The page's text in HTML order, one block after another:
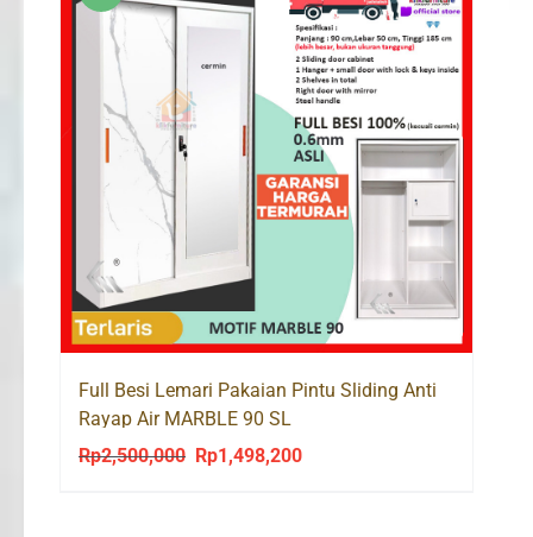
Full Besi Lemari Pakaian Pintu Sliding Anti
Rayap Air MARBLE 90 SL
Rp2,500,000
Original
Rp1,498,200Current